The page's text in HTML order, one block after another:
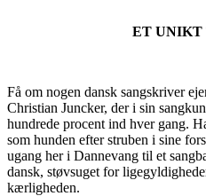
ET
Få om nogen dansk sangskriver
Christian Juncker, der i sin
hundrede procent ind hver gang.
som hunden efter struben i sine
ugang her i Dannevang til et
dansk, støvsuget for
kærligheden.